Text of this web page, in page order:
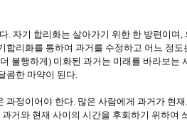
. 자기 합리화는 살아가기 위한 한 방편이며,
리화를 통하여 과거를 수정하고 어느 정도
불행하게) 미화된 과거는 미래를 바라보는
콤한 마약이 된다.
과정이어야 한다. 많은 사람에게 과거가 현
거와 현재 사이의 시간을 후회하기 위하여